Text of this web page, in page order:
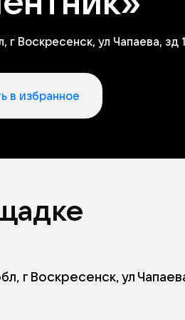
г Воскресенск, ул Чапаева, зд 1
в избранное
г Воскресенск, ул